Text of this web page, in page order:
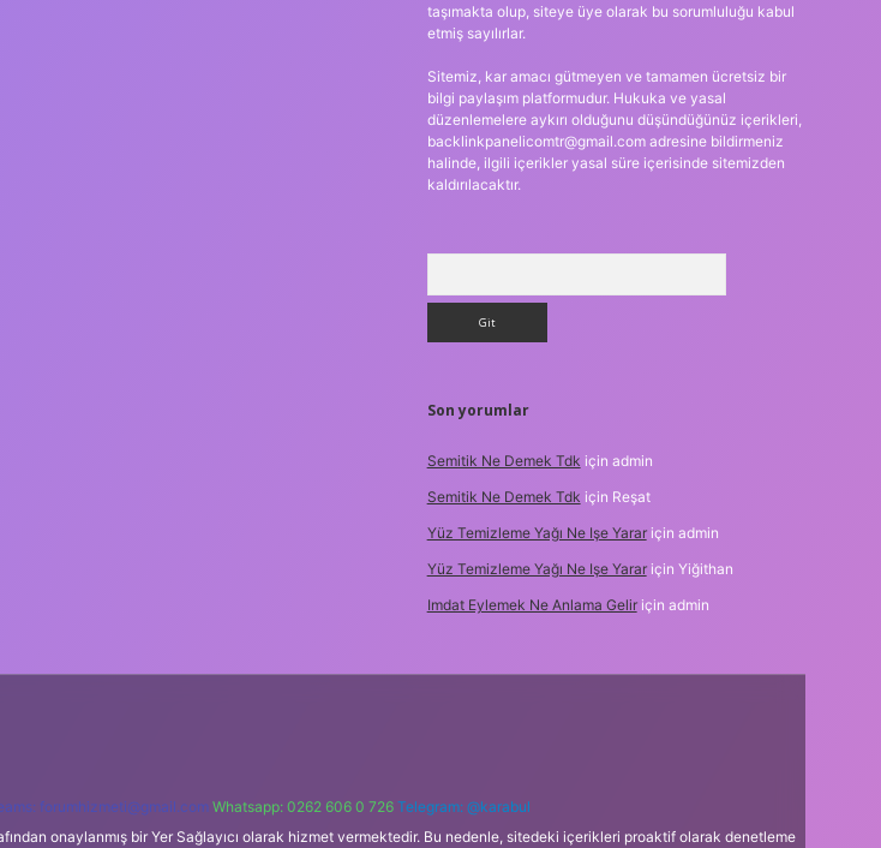
taşımakta olup, siteye üye olarak bu sorumluluğu kabul
etmiş sayılırlar.
Sitemiz, kar amacı gütmeyen ve tamamen ücretsiz bir
bilgi paylaşım platformudur. Hukuka ve yasal
düzenlemelere aykırı olduğunu düşündüğünüz içerikleri,
backlinkpanelicomtr@gmail.comadresine bildirmeniz
halinde, ilgili içerikler yasal süre içerisinde sitemizden
kaldırılacaktır.
Son yorumlar
Semitik Ne Demek Tdk için admin
Semitik Ne Demek Tdk için Reşat
Yüz Temizleme Yağı Ne Işe Yarariçin admin
Yüz Temizleme Yağı Ne Işe Yarariçin Yiğithan
Imdat Eylemek Ne Anlama Geliriçin admin
forumhizmeti@gmail.com Whatsapp: 0262 606 0 726 Telegram: @karabul
onaylanmış bir Yer Sağlayıcı olarak hizmet vermektedir. Bu nedenle, sitedeki içerikleri proaktif olarak denetleme